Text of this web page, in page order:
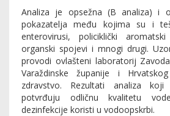
Analiza je opsežna (B analiza) i
pokazatelja među kojima su i
enterovirusi, policiklički
organski spojevi i mnogi drugi.
provodi ovlašteni laboratorij
Varaždinske županije i
zdravstvo. Rezultati analiza
potvrđuju odličnu kvalitetu
dezinfekcije koristi u vodoopskrbi.